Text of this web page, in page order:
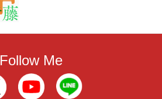
Follow Me